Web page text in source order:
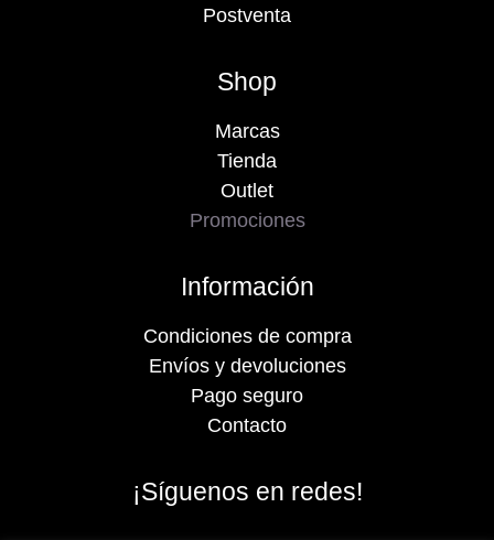
Postventa
Shop
Marcas
Tienda
Outlet
Promociones
Información
Condiciones de compra
Envíos y devoluciones
Pago seguro
Contacto
¡Síguenos en redes!